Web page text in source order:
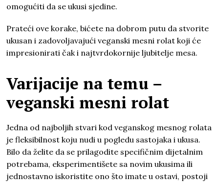
omogućiti da se ukusi sjedine.
Prateći ove korake, bićete na dobrom putu da stvorite
ukusan i zadovoljavajući veganski mesni rolat koji će
impresionirati čak i najtvrdokornije ljubitelje mesa.
Varijacije na temu –
veganski mesni rolat
Jedna od najboljih stvari kod veganskog mesnog rolata
je fleksibilnost koju nudi u pogledu sastojaka i ukusa.
Bilo da želite da se prilagodite specifičnim dijetalnim
potrebama, eksperimentišete sa novim ukusima ili
jednostavno iskoristite ono što imate u ostavi, postoji